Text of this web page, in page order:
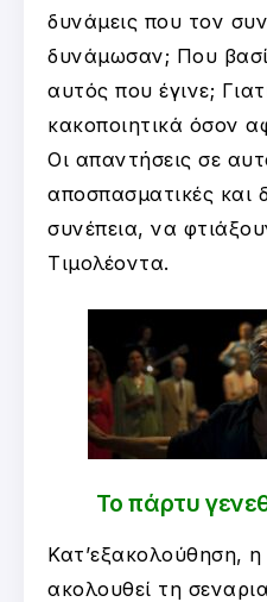
δυνάμεις που τον
δυνάμωσαν; Που
αυτός που έγινε;
κακοποιητικά όσον
Οι απαντήσεις σε
αποσπασματικές και
συνέπεια, να
Τιμολέοντα.
Το πάρτυ
Κατ’εξακολούθηση, η
ακολουθεί τη